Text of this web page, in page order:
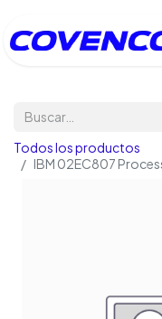
Todos los productos
IBM 02EC807